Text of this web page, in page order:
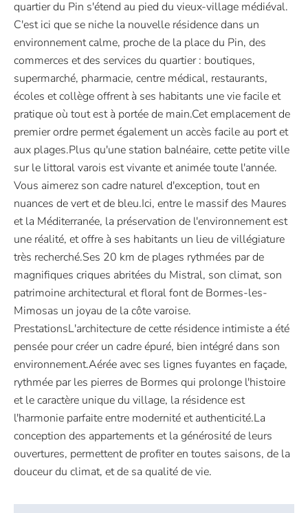
quartier du Pin s'étend au pied du vieux-village médiéval.
C'est ici que se niche la nouvelle résidence dans un
environnement calme, proche de la place du Pin, des
commerces et des services du quartier : boutiques,
supermarché, pharmacie, centre médical, restaurants,
écoles et collège offrent à ses habitants une vie facile et
pratique où tout est à portée de main.Cet emplacement de
premier ordre permet également un accès facile au port et
aux plages.Plus qu'une station balnéaire, cette petite ville
sur le littoral varois est vivante et animée toute l'année.
Vous aimerez son cadre naturel d'exception, tout en
nuances de vert et de bleu.Ici, entre le massif des Maures
et la Méditerranée, la préservation de l'environnement est
une réalité, et offre à ses habitants un lieu de villégiature
très recherché.Ses 20 km de plages rythmées par de
magnifiques criques abritées du Mistral, son climat, son
patrimoine architectural et floral font de Bormes-les-
Mimosas un joyau de la côte varoise.
PrestationsL'architecture de cette résidence intimiste a été
pensée pour créer un cadre épuré, bien intégré dans son
environnement.Aérée avec ses lignes fuyantes en façade,
rythmée par les pierres de Bormes qui prolonge l'histoire
et le caractère unique du village, la résidence est
l'harmonie parfaite entre modernité et authenticité.La
conception des appartements et la générosité de leurs
ouvertures, permettent de profiter en toutes saisons, de la
douceur du climat, et de sa qualité de vie.